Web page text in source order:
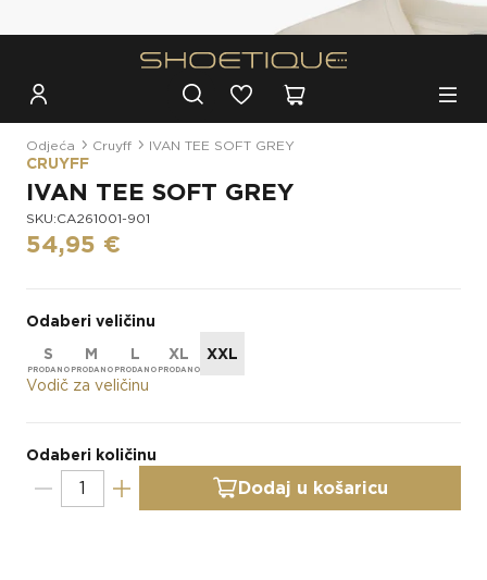
Besplatna dostava za narudžbe iznad 100€
Odjeća Cruyff IVAN TEE SOFT GREY
CRUYFF
IVAN TEE SOFT GREY
SKU:CA261001-901
54,95 €
Odaberi veličinu
S
M L XL
XXL
Vodič za veličinu
Odaberi količinu
Dodaj u košaricu